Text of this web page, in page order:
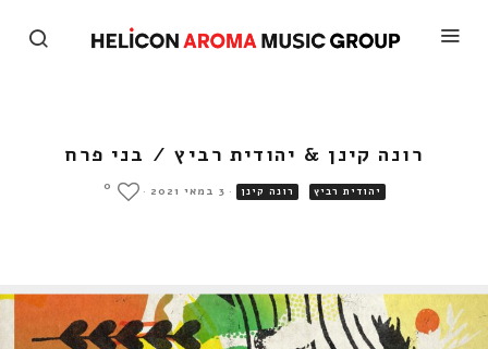
רונה קינן & יהודית רביץ / בני פרח
יהודית רביץ רונה קינן · 3 במאי 2021 ·
0